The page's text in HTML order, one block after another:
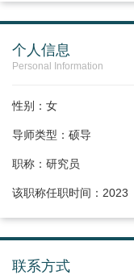
个人信息
Personal Information
性别：女
导师类型：硕导
职称：研究员
该职称任职时间：2023
联系方式